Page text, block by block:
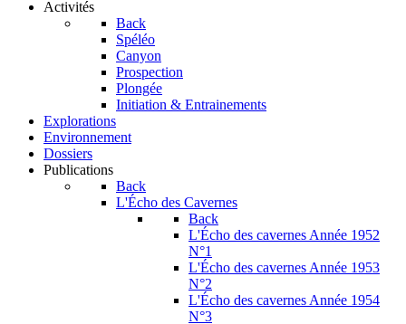
Activités
Back
Spéléo
Canyon
Prospection
Plongée
Initiation & Entrainements
Explorations
Environnement
Dossiers
Publications
Back
L'Écho des Cavernes
Back
L'Écho des cavernes Année 1952
N°1
L'Écho des cavernes Année 1953
N°2
L'Écho des cavernes Année 1954
N°3